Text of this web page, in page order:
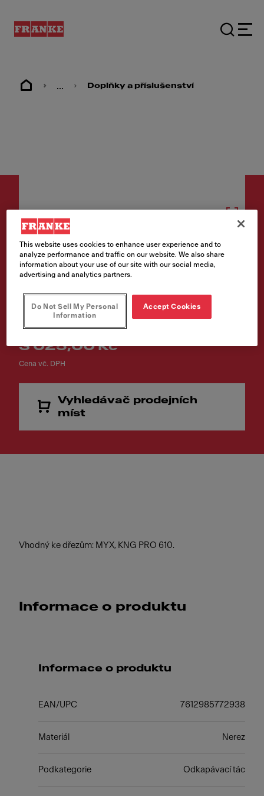
... Doplňky a příslušenství
Doplňky a příslušenství
Odkapávací tác Nerez/Černý
plast
Kód produktu
112.0602.288
3 025,00 Kč
Cena vč. DPH
Vyhledávač prodejních
míst
Vhodný ke dřezům: MYX, KNG PRO 610.
Informace o produktu
Informace o produktu
EAN/UPC 7612985772938
Materiál Nerez
Podkategorie Odkapávací tác
This website uses cookies to enhance user experience and to
analyze performance and traffic on our website. We also share
information about your use of our site with our social media,
advertising and analytics partners.
Do Not Sell My Personal
Information
Accept Cookies